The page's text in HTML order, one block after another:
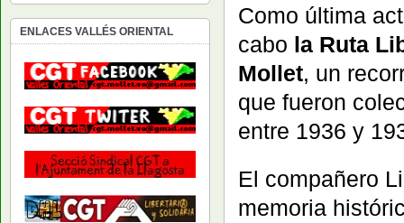
Como última
cabo la Ruta
Mollet, un
que fueron
entre 1936 y
El compañero
memoria
ENLACES VALLÉS ORIENTAL